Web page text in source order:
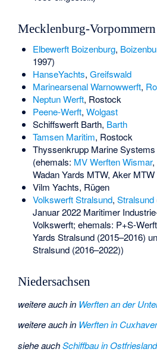
Mecklenburg-Vorpommern
Elbewerft Boizenburg,
1997)
HanseYachts, Greifswald
Marinearsenal Warnowwerft,
Neptun Werft, Rostock
Peene-Werft, Wolgast
Schiffswerft Barth, Barth
Tamsen Maritim, Rostock
Thyssenkrupp Marine
(ehemals: MV Werften Wismar,
Wadan Yards MTW, Aker MTW
Vilm Yachts, Rügen
Volkswerft Stralsund, Stralsund
Januar 2022 Maritimer
Volkswerft; ehemals: P+S-
Yards Stralsund (2015–2016)
Stralsund (2016–2022))
Niedersachsen
weitere auch in Werften an der
weitere auch in Werften in
siehe auchSchiffbau in